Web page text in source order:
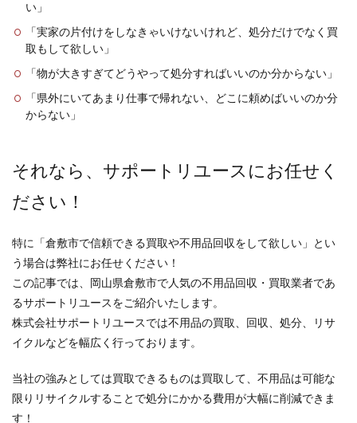
い」
「実家の片付けをしなきゃいけないけれど、処分だけでなく買
取もして欲しい」
「物が大きすぎてどうやって処分すればいいのか分からない」
「県外にいてあまり仕事で帰れない、どこに頼めばいいのか分
からない」
それなら、サポートリユースにお任せく
ださい！
特に「倉敷市で信頼できる買取や不用品回収をして欲しい」とい
う場合は弊社にお任せください！
この記事では、岡山県倉敷市で人気の不用品回収・買取業者であ
るサポートリユースをご紹介いたします。
株式会社サポートリユースでは不用品の買取、回収、処分、リサ
イクルなどを幅広く行っております。
当社の強みとしては買取できるものは買取して、不用品は可能な
限りリサイクルすることで処分にかかる費用が大幅に削減できま
す！